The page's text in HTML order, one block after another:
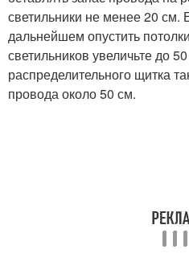
светильники не менее 20 см.
дальнейшем опустить
светильников увеличьте до
распределительного щитка
провода около 50 см.